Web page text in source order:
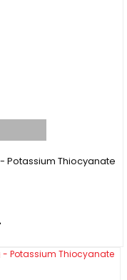
Potassium Thiocyanate